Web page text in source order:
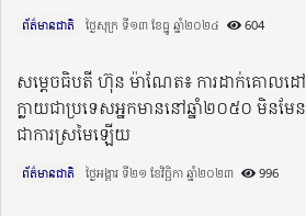
ព័ត៌មានជាតិ ថ្ងៃសុក្រ ទី១៣ ខែធ្នូ ឆ្នាំ២០២៤​ 604
សម្តេចធិបតី ហ៊ុន ម៉ាណែត៖ ការដាក់គោលដៅ
ក្លាយជាប្រទេសអ្នកមាននៅឆ្នាំ២០៥០ មិនមែន
ជាការស្រមៃឡើយ
ព័ត៌មានជាតិ ថ្ងៃអង្គារ ទី២១ ខែវិច្ឆិកា ឆ្នាំ២០២៣​ 996